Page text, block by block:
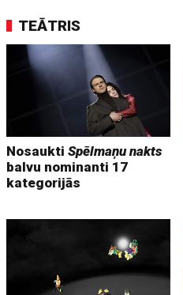
TEĀTRIS
NosauktiSpēlmaņu nakts
balvu nominanti 17
kategorijās